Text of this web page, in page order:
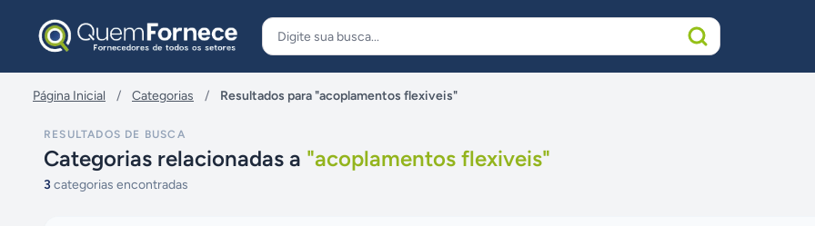
Página Inicial / Categorias / Resultados para "acoplamentos flexiveis"
RESULTADOS DE BUSCA
Categorias relacionadas a "acoplamentos flexiveis"
3 categorias encontradas